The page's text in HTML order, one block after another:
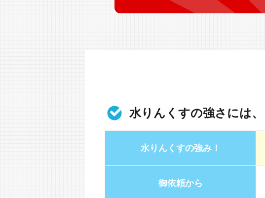
水りんくすの強さには、
水りんくすの強み！
御依頼から